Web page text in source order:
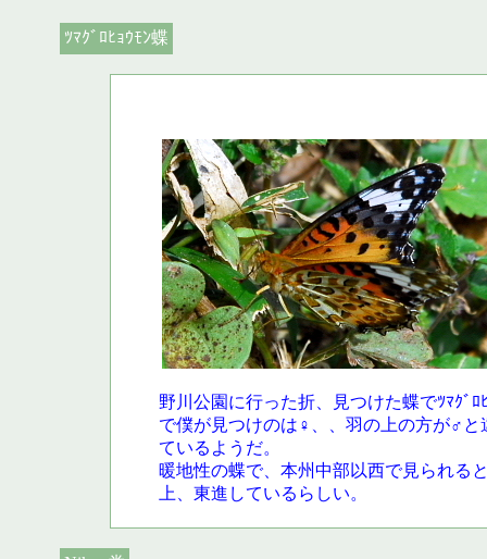
ﾂﾏｸﾞﾛﾋｮｳﾓﾝ蝶
野川公園に行った折、見つけた蝶でﾂﾏｸﾞ
で僕が見つけのは♀、、羽の上の方が♂
ているようだ。
暖地性の蝶で、本州中部以西で見られる
上、東進しているらしい。